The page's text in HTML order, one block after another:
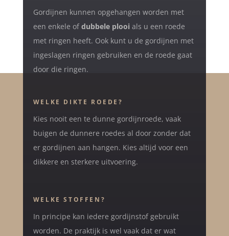
Gordijnen kunnen opgehangen worden met
een enkele of dubbele plooi als u een roede
met ringen heeft. Ook kunt u de gordijnen met
ingeslagen ringen gebruiken en de roede gaat
door die ringen.
WELKE DIKTE ROEDE?
Kies nooit een te dunne gordijnroede, vaak
buigen de dunnere roedes al door zonder dat
er gordijnen aan hangen. Kies altijd voor een
dikkere en sterkere uitvoering.
WELKE STOFFEN?
In principe kan iedere gordijnstof gebruikt
worden. De praktijk is wel vaak dat er wat